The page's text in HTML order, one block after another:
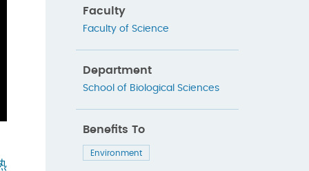
Faculty
Faculty of Science
Department
School of Biological Sciences
Benefits To
Environment